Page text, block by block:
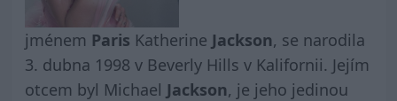
jménem Paris Katherine Jackson, se narodila
3. dubna 1998 v Beverly Hills v Kalifornii. Jejím
otcem byl Michael Jackson, je jeho jedinou